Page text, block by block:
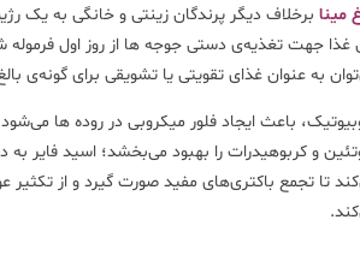
مینا برخلاف دیگر پرندگان زینتی و خانگی به یک
غذا جهت تغذیه‌ی دستی جوجه ها از روز اول
به عنوان غذای تقویتی یا تشویقی برای گونه‌ی
باعث ایجاد فلور میکروبی در روده ها
و کربوهیدرات را بهبود می‌بخشد؛ اسید فایر
تا تجمع باکتری‌های مفید صورت گیرد و از تکثیر